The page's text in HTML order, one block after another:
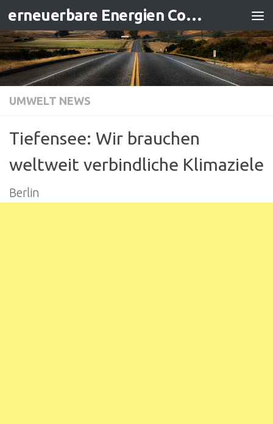
Zum Inhalt springen erneuerbare Energien Contracting
UMWELT NEWS
Tiefensee: Wir brauchen
weltweit verbindliche Klimaziele
Berlin